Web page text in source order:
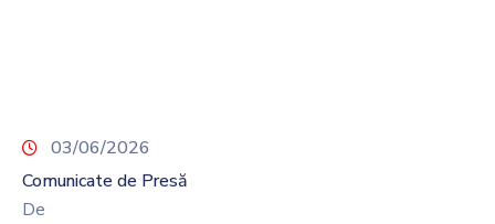
03/06/2026
Comunicate de Presă
De